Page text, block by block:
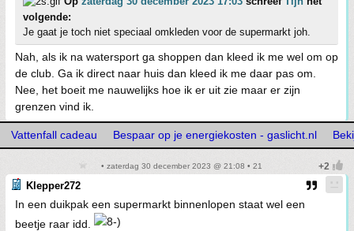
volgende:
Je gaat je toch niet speciaal omkleden voor de supermarkt joh.
Nah, als ik na watersport ga shoppen dan kleed ik me wel om op
de club. Ga ik direct naar huis dan kleed ik me daar pas om.
Nee, het boeit me nauwelijks hoe ik er uit zie maar er zijn
grenzen vind ik.
Vattenfall cadeau Bespaar op je energiekosten - gaslicht.nl
• zaterdag 30 december 2023 @ 21:08 • 21
Klepper272
In een duikpak een supermarkt binnenlopen staat wel een
beetje raar idd.